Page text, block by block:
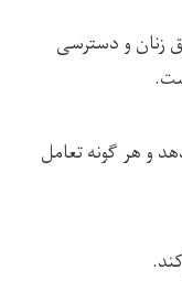
زنان و دسترسی
و هر گونه تعامل